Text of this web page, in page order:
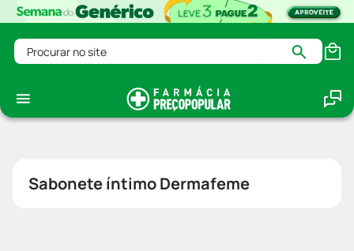
Procurar no site
Sabonete íntimo Dermafeme